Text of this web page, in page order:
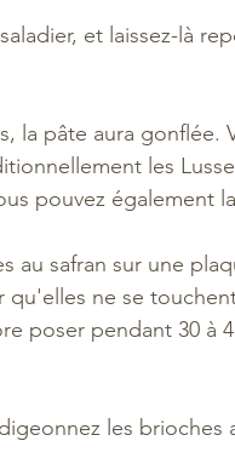
et laissez-là
la pâte aura gonflée.
les
pouvez également
au safran sur une
qu'elles ne se
poser pendant 30 à
les brioches